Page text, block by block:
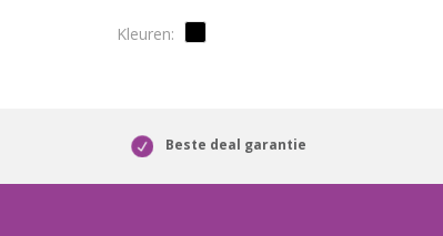
Beste deal garantie